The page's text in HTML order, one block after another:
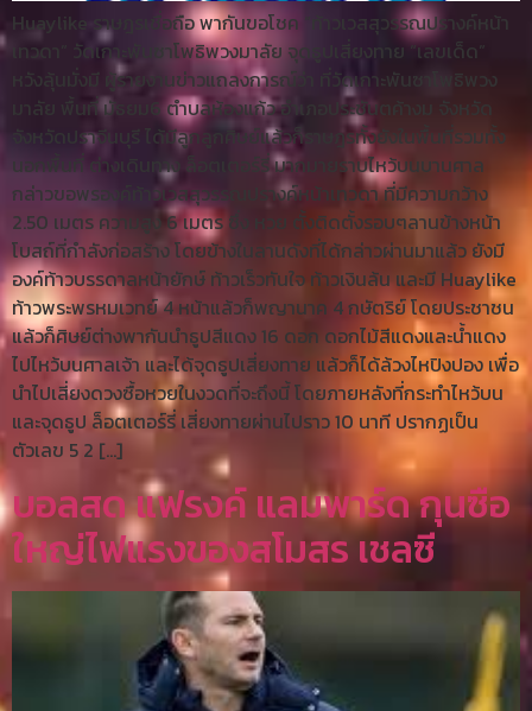
Huaylike ราษฎรเชื่อถือ พากันขอโชค “ท้าวเวสสุวรรณปรางค์หน้า
เทวดา” วัดเกาะพันซาโพธิพวงมาลัย จุดธูปเสี่ยงทาย “เลขเด็ด”
หวังลุ้นมั่งมี ผู้รายงานข่าวแถลงการณ์ว่า ที่วัดเกาะพันซาโพธิพวง
มาลัย พื้นที่ มัธยม6 ตำบลห้องแก้ว อำเภอประชันตค้างม จังหวัด
จังหวัดปราจีนบุรี ได้มีลูกลูกศิษย์แล้วก็ราษฎรทั้งยังในพื้นที่รวมทั้ง
นอกพื้นที่ ต่างเดินทาง ล็อตเตอร์รี่ มากมายราบไหว้บนบานศาล
กล่าวขอพรองค์ท้าวเวสสุวรรณปรางค์หน้าเทวดา ที่มีความกว้าง
2.50 เมตร ความสูง 6 เมตร ซึ่ง หวย ตั้งติดตั้งรอบๆลานข้างหน้า
โบสถ์ที่กำลังก่อสร้าง โดยข้างในลานดังที่ได้กล่าวผ่านมาแล้ว ยังมี
องค์ท้าวบรรดาลหน้ายักษ์ ท้าวเร็วทันใจ ท้าวเงินล้น และมี Huaylike
ท้าวพระพรหมเวทย์ 4 หน้าแล้วก็พญานาค 4 กษัตริย์ โดยประชาชน
แล้วก็ศิษย์ต่างพากันนำธูปสีแดง 16 ดอก ดอกไม้สีแดงและน้ำแดง
ไปไหว้บนศาลเจ้า และได้จุดธูปเสี่ยงทาย แล้วก็ได้ล้วงไหปิงปอง เพื่อ
นำไปเสี่ยงดวงซื้อหวยในงวดที่จะถึงนี้ โดยภายหลังที่กระทำไหว้บน
และจุดธูป ล็อตเตอร์รี่ เสี่ยงทายผ่านไปราว 10 นาที ปรากฏเป็น
ตัวเลข 5 2 […]
บอลสด แฟรงค์ แลมพาร์ด กุนซือ
ใหญ่ไฟแรงของสโมสร เชลซี